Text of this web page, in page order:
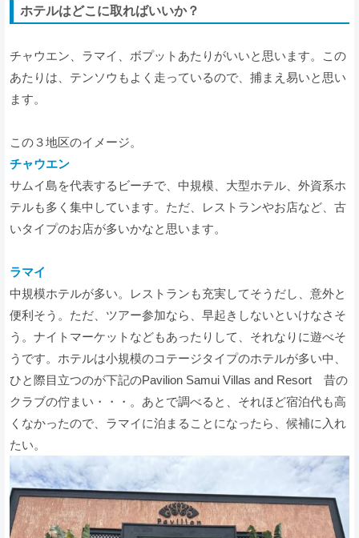
ホテルはどこに取ればいいか？
チャウエン、ラマイ、ボプットあたりがいいと思います。この
あたりは、テンソウもよく走っているので、捕まえ易いと思い
ます。
この３地区のイメージ。
チャウエン
サムイ島を代表するビーチで、中規模、大型ホテル、外資系ホ
テルも多く集中しています。ただ、レストランやお店など、古
いタイプのお店が多いかなと思います。
ラマイ
中規模ホテルが多い。レストランも充実してそうだし、意外と
便利そう。ただ、ツアー参加なら、早起きしないといけなさそ
う。ナイトマーケットなどもあったりして、それなりに遊べそ
うです。ホテルは小規模のコテージタイプのホテルが多い中、
ひと際目立つのが下記のPavilion Samui Villas and Resort 昔の
クラブの佇まい・・・。あとで調べると、それほど宿泊代も高
くなかったので、ラマイに泊まることになったら、候補に入れ
たい。